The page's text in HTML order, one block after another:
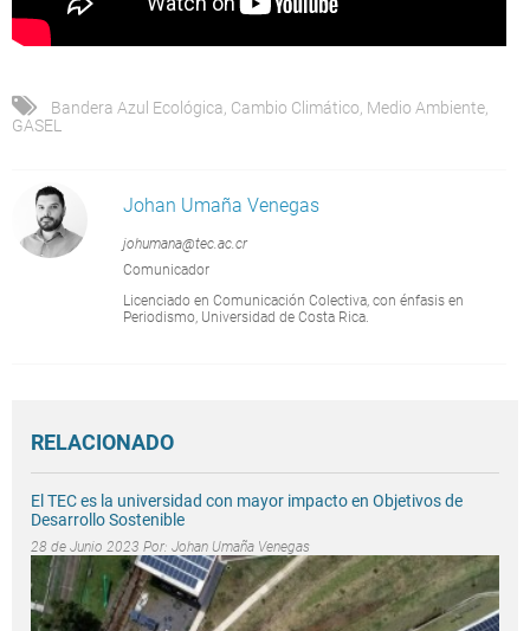
Bandera Azul Ecológica Cambio Climático Medio Ambiente
GASEL
Johan Umaña Venegas
johumana@tec.ac.cr
Comunicador
Licenciado en Comunicación Colectiva, con énfasis en
Periodismo, Universidad de Costa Rica.
RELACIONADO
El TEC es la universidad con mayor impacto en Objetivos de
Desarrollo Sostenible
28 de Junio 2023 Por: Johan Umaña Venegas